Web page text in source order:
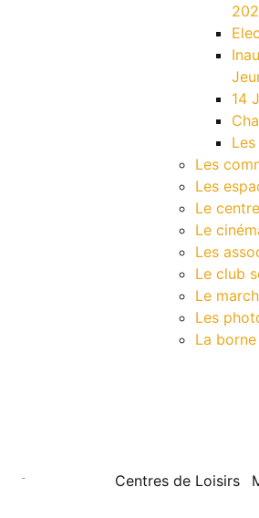
14
Les
Les
Le
Le
Les
Le club
Le
Les
La
Centres de Loisirs